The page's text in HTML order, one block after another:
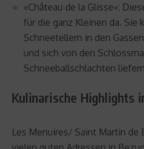
«Château de la Glisse»:
für die ganz Kleinen da. Sie
Schneetellern in den
und sich von den
Schneeballschlachten
Kulinarische Highlights
Les Menuires/ Saint Martin